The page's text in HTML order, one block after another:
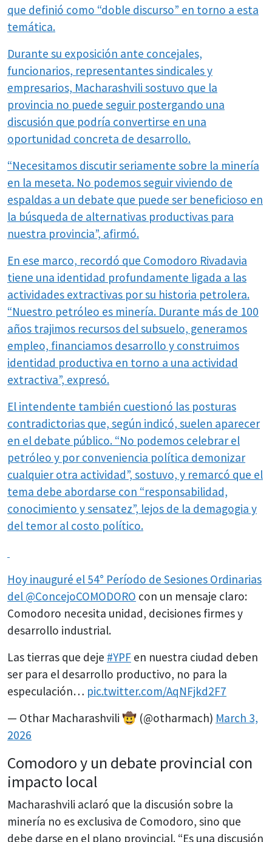
que definió como “doble discurso” en torno a esta
temática.
Durante su exposición ante concejales,
funcionarios, representantes sindicales y
empresarios, Macharashvili sostuvo que la
provincia no puede seguir postergando una
discusión que podría convertirse en una
oportunidad concreta de desarrollo.
“Necesitamos discutir seriamente sobre la minería
en la meseta. No podemos seguir viviendo de
espaldas a un debate que puede ser beneficioso en
la búsqueda de alternativas productivas para
nuestra provincia”, afirmó.
En ese marco, recordó que Comodoro Rivadavia
tiene una identidad profundamente ligada a las
actividades extractivas por su historia petrolera.
“Nuestro petróleo es minería. Durante más de 100
años trajimos recursos del subsuelo, generamos
empleo, financiamos desarrollo y construimos
identidad productiva en torno a una actividad
extractiva”, expresó.
El intendente también cuestionó las posturas
contradictorias que, según indicó, suelen aparecer
en el debate público. “No podemos celebrar el
petróleo y por conveniencia política demonizar
cualquier otra actividad”, sostuvo, y remarcó que el
tema debe abordarse con “responsabilidad,
conocimiento y sensatez”, lejos de la demagogia y
del temor al costo político.
Hoy inauguré el 54° Período de Sesiones Ordinarias
del @ConcejoCOMODORO con un mensaje claro:
Comodoro necesita unidad, decisiones firmes y
desarrollo industrial.
Las tierras que deje #YPF en nuestra ciudad deben
ser para el desarrollo productivo, no para la
especulación… pic.twitter.com/AqNFjkd2F7
— Othar Macharashvili 🤠 (@otharmach) March 3,
2026
Comodoro y un debate provincial con
impacto local
Macharashvili aclaró que la discusión sobre la
minería no es exclusiva de Comodoro, sino que
debe darse en el plano provincial. “Es una discusión